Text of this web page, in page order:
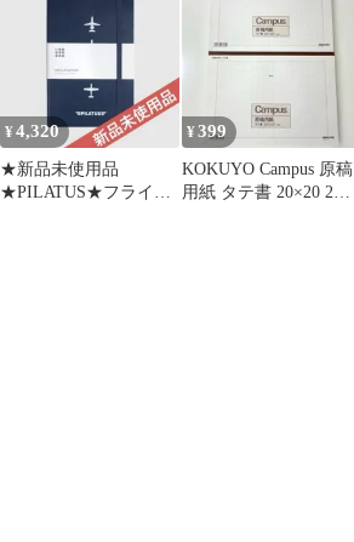
¥4,320
★新品未使用品
★PILATUS★フライト
¥399
KOKUYO Campus 原稿
用紙 タテ書 20×20 2冊